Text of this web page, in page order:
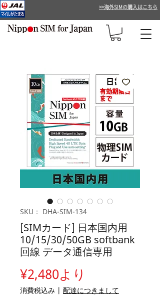
>>海外SIMの購入はこちら
SKU： DHA-SIM-134
[SIMカード] 日本国内用
10/15/30/50GB softbank
回線 データ通信専用
¥2,480より
ー
消費税込み | 配達につきまして